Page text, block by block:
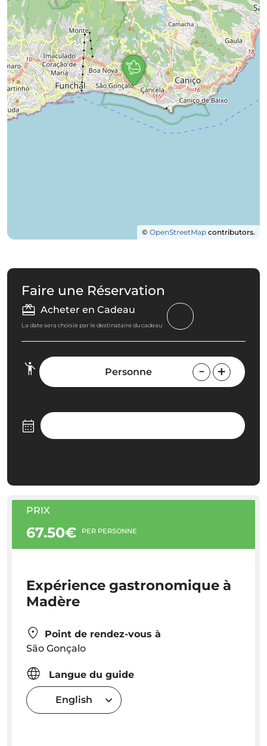
© OpenStreetMap contributors.
Faire une Réservation
Acheter en Cadeau
La date sera choisie par le destinataire du cadeau
Personne
PRIX
67.50€ PER PERSONNE
Expérience gastronomique à
Madère
Point de rendez-vous à
São Gonçalo
Langue du guide
English